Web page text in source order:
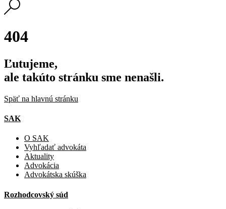
404
Ľutujeme,
ale takúto stránku sme nenašli.
Späť na hlavnú stránku
SAK
O SAK
Vyhľadať advokáta
Aktuality
Advokácia
Advokátska skúška
Rozhodcovský súd